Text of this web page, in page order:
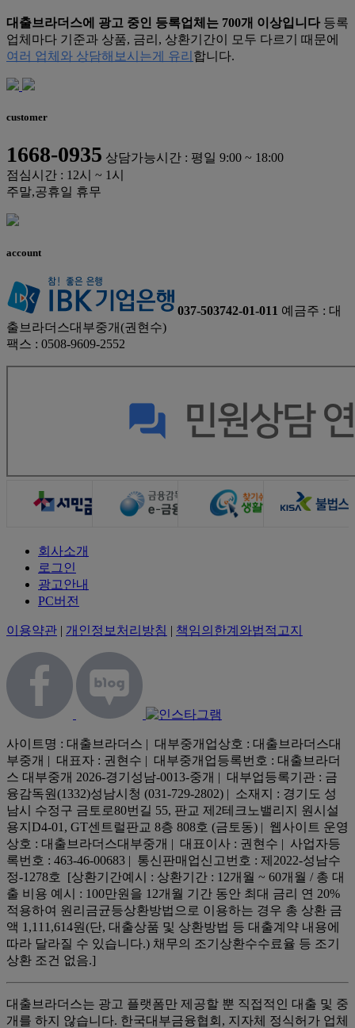
대출브라더스에 광고 중인 등록업체는 700개 이상입니다등록
업체마다 기준과 상품, 금리, 상환기간이 모두 다르기 때문에
여러 업체와 상담해보시는게 유리 합니다.
customer
1668-0935 상담가능시간 : 평일 9:00 ~ 18:00
점심시간 : 12시 ~ 1시
주말,공휴일 휴무
account
037-503742-01-011 예금주 : 대
출브라더스대부중개(권현수)
팩스 : 0508-9609-2552
회사소개
로그인
광고안내
PC버전
이용약관 | 개인정보처리방침 | 책임의한계와법적고지
사이트명 : 대출브라더스 | 대부중개업상호 : 대출브라더스대
부중개 | 대표자 : 권현수 | 대부중개업등록번호 : 대출브라더
스 대부중개 2026-경기성남-0013-중개 | 대부업등록기관 : 금
융감독원(1332)성남시청 (031-729-2802) | 소재지 : 경기도 성
남시 수정구 금토로80번길 55, 판교 제2테크노밸리지 원시설
용지D4-01, GT센트럴판교 8층 808호 (금토동) | 웹사이트 운영
상호 : 대출브라더스대부중개 | 대표이사 : 권현수 | 사업자등
록번호 : 463-46-00683 | 통신판매업신고번호 : 제2022-성남수
정-1278호 [상환기간예시 : 상환기간 : 12개월 ~ 60개월 / 총 대
출 비용 예시 : 100만원을 12개월 기간 동안 최대 금리 연 20%
적용하여 원리금균등상환방법으로 이용하는 경우 총 상환 금
액 1,111,614원(단, 대출상품 및 상환방법 등 대출계약 내용에
따라 달라질 수 있습니다.) 채무의 조기상환수수료율 등 조기
상환 조건 없음.]
대출브라더스는 광고 플랫폼만 제공할 뿐 직접적인 대출 및 중
개를 하지 않습니다. 한국대부금융협회, 지자체 정식허가 업체